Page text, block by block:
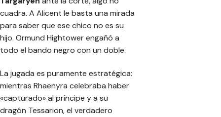
cuadra. A Alicent le basta una mirada
para saber que ese chico no es su
hijo. Ormund Hightower engañó a
todo el bando negro con un doble.
La jugada es puramente estratégica:
mientras Rhaenyra celebraba haber
«capturado» al príncipe y a su
dragón Tessarion, el verdadero